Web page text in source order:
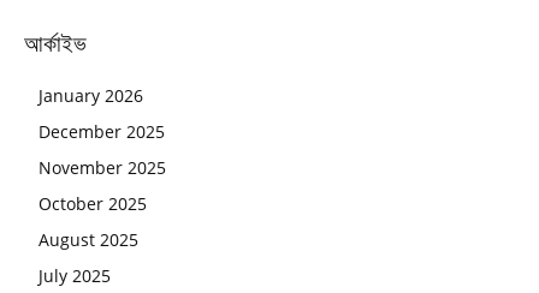
আর্কাইভ
January 2026
December 2025
November 2025
October 2025
August 2025
July 2025